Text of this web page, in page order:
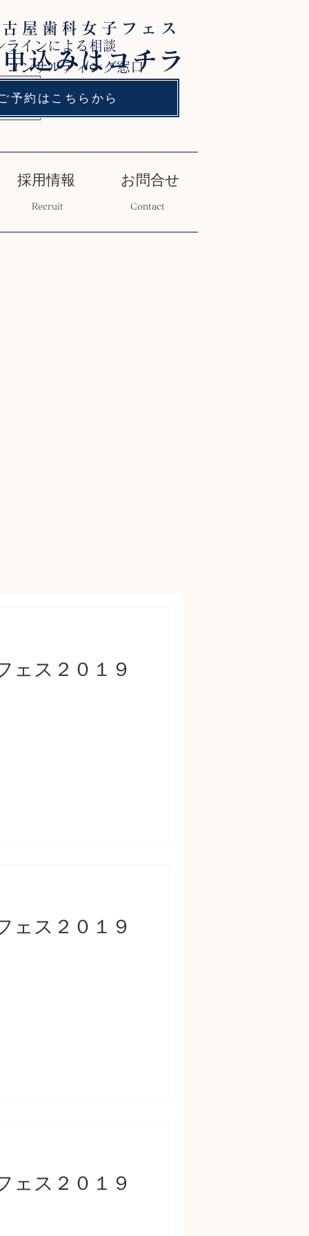
込みはコチラ
屋歯科女子フェス
ラインによる相談
ンサルティング窓口
予約はこちらから
採用情報 お問合せ
Recruit Contact
ェス２０１９
ェス２０１９
ェス２０１９